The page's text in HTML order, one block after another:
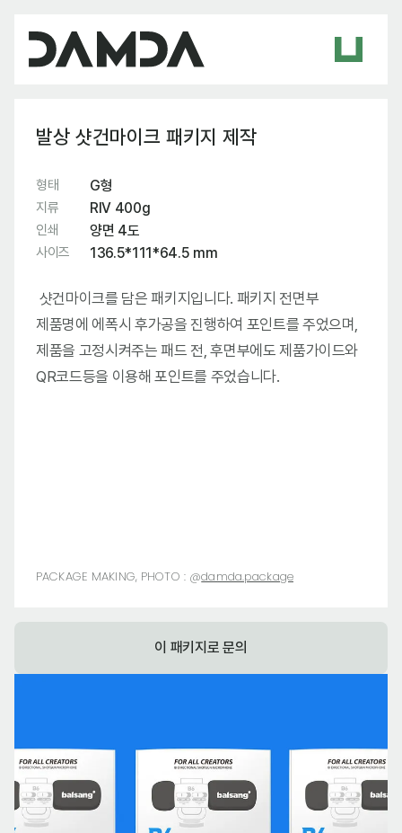
발상 샷건마이크 패키지 제작
형태 G형
지류 RIV 400g
인쇄 양면 4도
사이즈 136.5*111*64.5 mm
샷건마이크를 담은 패키지입니다. 패키지 전면부
제품명에 에폭시 후가공을 진행하여 포인트를 주었으며,
제품을 고정시켜주는 패드 전, 후면부에도 제품가이드와
QR코드등을 이용해 포인트를 주었습니다.
PACKAGE MAKING, PHOTO : @damda.package
이 패키지로 문의